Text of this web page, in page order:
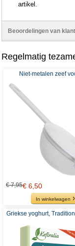
artikel.
Beoordelingen van
Regelmatig
Niet-metalen zeef
€ 7,95€ 6,50
In winkelwagen
Griekse yoghurt,